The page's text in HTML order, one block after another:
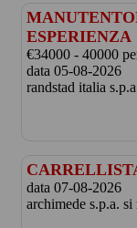
ESPERIENZA
€34000 - 40000
data 05-08-2026
randstad italia
data 07-08-2026
archimede s.p.a.